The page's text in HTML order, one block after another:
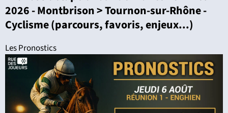
2026 - Montbrison > Tournon-sur-Rhône -
Cyclisme (parcours, favoris, enjeux...)
Les Pronostics